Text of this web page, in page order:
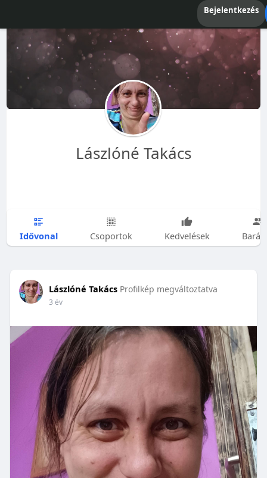
Bejelentkezés
Lászlóné Takács
Idővonal Csoportok Kedvelések
Lászlóné Takács Profilkép megváltoztatva
3 év